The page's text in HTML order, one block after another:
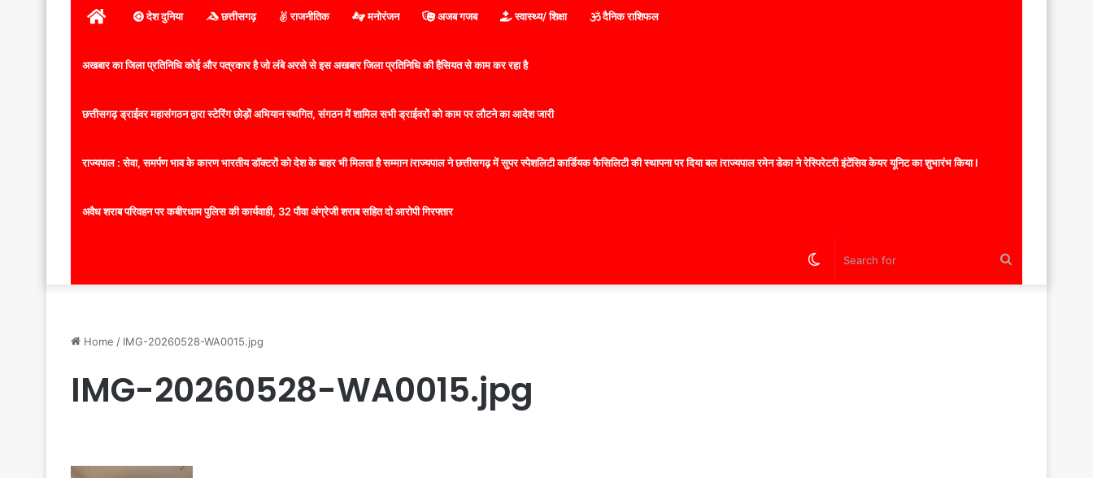
होम देश दुनिया छत्तीसगढ़ राजनीतिक मनोरंजन अजब गजब स्वास्थ्य/ शिक्षा दैनिक राशिफल
अखबार का जिला प्रतिनिधि कोई और पत्रकार है जो लंबे अरसे से इस अखबार जिला प्रतिनिधि की हैसियत से काम कर रहा है
छत्तीसगढ़ ड्राईवर महासंगठन द्वारा स्टेरिंग छोड़ों अभियान स्थगित, संगठन में शामिल सभी ड्राईवरों को काम पर लौटने का आदेश जारी
राज्यपाल : सेवा, समर्पण भाव के कारण भारतीय डॉक्टरों को देश के बाहर भी मिलता है सम्मान lराज्यपाल ने छत्तीसगढ़ में सुपर स्पेशलिटी कार्डियक फैसिलिटी की स्थापना पर दिया बल lराज्यपाल रमेन डेका ने रेस्पिरेटरी इंटेंसिव केयर यूनिट का शुभारंभ किया l
अवैध शराब परिवहन पर कबीरधाम पुलिस की कार्यवाही, 32 पौवा अंग्रेजी शराब सहित दो आरोपी गिरफ्तार
Switch
Home / IMG-20260528-WA0015.jpg
IMG-20260528-WA0015.jpg